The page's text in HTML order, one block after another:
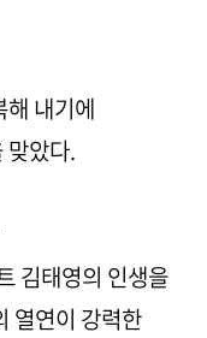
내기에
맞았다.
김태영의 인생을
열연이 강력한